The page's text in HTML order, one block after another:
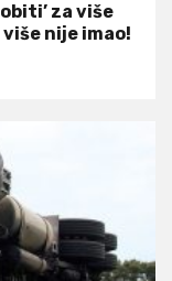
za više
nije imao!